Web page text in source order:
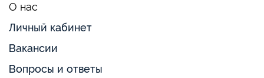
О нас
Личный кабинет
Вакансии
Вопросы и ответы